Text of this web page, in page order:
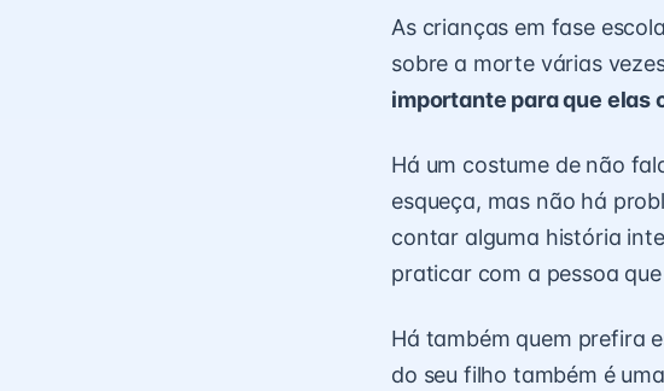
As crianças em fase
sobre a morte várias
importante para que elas
Há um costume de não
esqueça, mas não há
contar alguma história
praticar com a pessoa
Há também quem prefira
do seu filho também é